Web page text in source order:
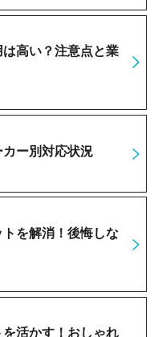
高い？注意点と業
ー別対応状況
を解消！後悔しな
活かす！おしゃれ